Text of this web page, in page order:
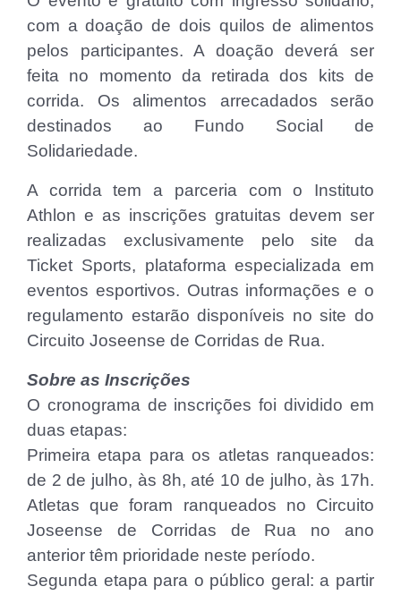
com a doação de dois quilos de alimentos
pelos participantes. A doação deverá ser
feita no momento da retirada dos kits de
corrida. Os alimentos arrecadados serão
destinados ao Fundo Social de
Solidariedade.
A corrida tem a parceria com o Instituto
Athlon e as inscrições gratuitas devem ser
realizadas exclusivamente pelo site da
Ticket Sports, plataforma especializada em
eventos esportivos. Outras informações e o
regulamento estarão disponíveis no site do
Circuito Joseense de Corridas de Rua.
Sobre as Inscrições
O cronograma de inscrições foi dividido em
duas etapas:
Primeira etapa para os atletas ranqueados:
de 2 de julho, às 8h, até 10 de julho, às 17h.
Atletas que foram ranqueados no Circuito
Joseense de Corridas de Rua no ano
anterior têm prioridade neste período.
Segunda etapa para o público geral: a partir